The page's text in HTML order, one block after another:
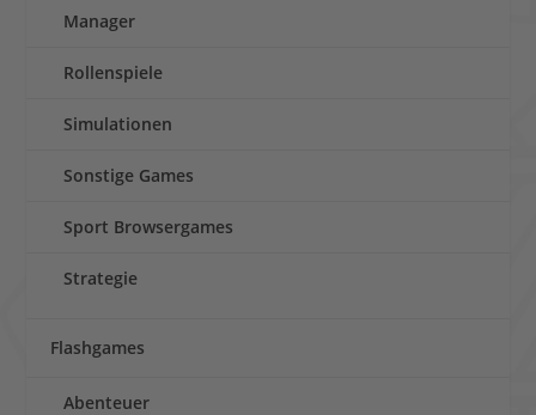
Manager
Rollenspiele
Simulationen
Sonstige Games
Sport Browsergames
Strategie
Flashgames
Abenteuer